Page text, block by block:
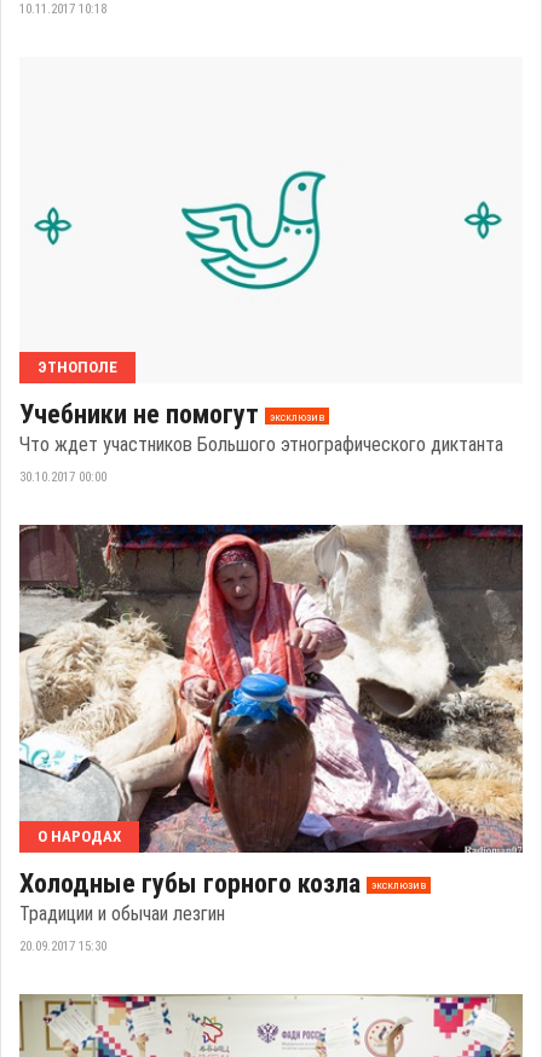
10.11.2017 10:18
ЭТНОПОЛЕ
Учебники не помогут эксклюзив
Что ждет участников Большого этнографического диктанта
30.10.2017 00:00
О НАРОДАХ
Холодные губы горного козла эксклюзив
Традиции и обычаи лезгин
20.09.2017 15:30